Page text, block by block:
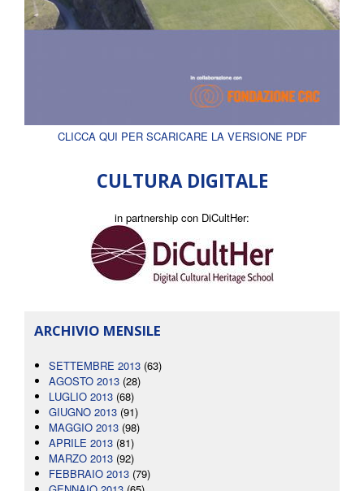
CLICCA QUI PER SCARICARE LA VERSIONE PDF
CULTURA DIGITALE
in partnership con DiCultHer:
ARCHIVIO MENSILE
SETTEMBRE 2013 (63)
AGOSTO 2013 (28)
LUGLIO 2013 (68)
GIUGNO 2013 (91)
MAGGIO 2013 (98)
APRILE 2013 (81)
MARZO 2013 (92)
FEBBRAIO 2013 (79)